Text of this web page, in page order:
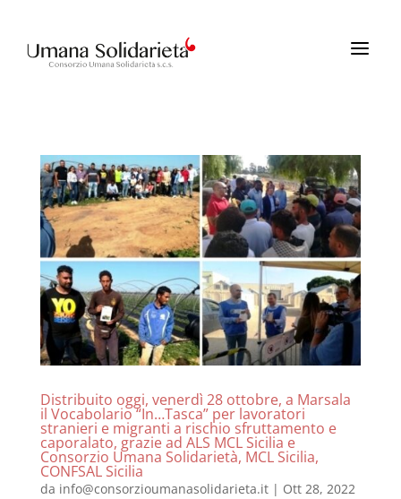
a
Distribuito oggi, venerdì 28 ottobre, a Marsala
il Vocabolario “In…Tasca” per lavoratori
stranieri e migranti a rischio sfruttamento e
caporalato, grazie ad ALS MCL Sicilia e
Consorzio Umana Solidarietà, MCL Sicilia,
CONFSAL Sicilia
da info@consorzioumanasolidarieta.it| Ott 28, 2022